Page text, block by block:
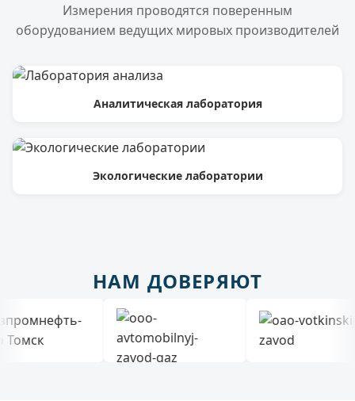
Измерения проводятся поверенным
оборудованием ведущих мировых производителей
Аналитическая лаборатория
Экологические лаборатории
НАМ ДОВЕРЯЮТ